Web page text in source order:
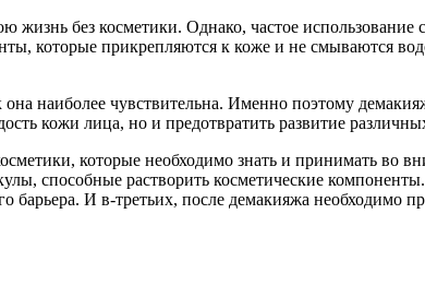
без косметики. Однако, частое использование
которые прикрепляются к коже и не смываются
наиболее чувствительна. Именно поэтому
кожи лица, но и предотвратить развитие
которые необходимо знать и принимать во
способные растворить косметические
барьера. И в-третьих, после демакияжа